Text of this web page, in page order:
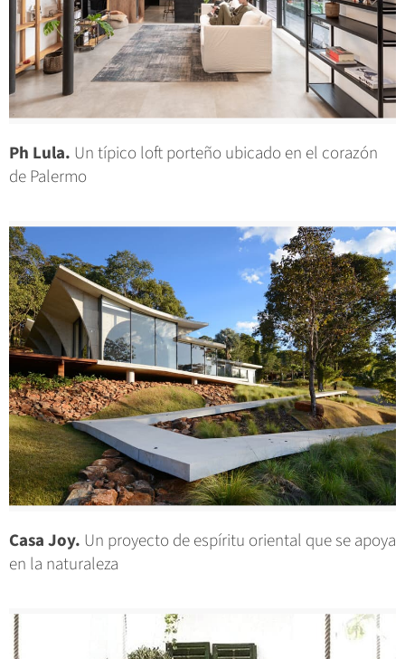
Ph Lula. Un típico loft porteño ubicado en el corazón
de Palermo
Casa Joy. Un proyecto de espíritu oriental que se apoya
en la naturaleza